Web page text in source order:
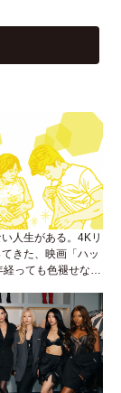
人生がある。4Kリ
きた、映画「ハッ
っても色褪せない